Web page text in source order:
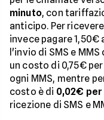
minuto, con
anticipo. Per
invece pagare 1,50€
l'invio di SMS e
un costo di 0,75€
ogni MMS, mentre
costo è di 0,02€ per
ricezione di SMS e